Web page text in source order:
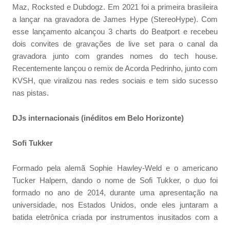
Maz, Rocksted e Dubdogz. Em 2021 foi a primeira brasileira
a lançar na gravadora de James Hype (StereoHype). Com
esse lançamento alcançou 3 charts do Beatport e recebeu
dois convites de gravações de live set para o canal da
gravadora junto com grandes nomes do tech house.
Recentemente lançou o remix de Acorda Pedrinho, junto com
KVSH, que viralizou nas redes sociais e tem sido sucesso
nas pistas.
DJs internacionais (inéditos em Belo Horizonte)
Sofi Tukker
Formado pela alemã Sophie Hawley-Weld e o americano
Tucker Halpern, dando o nome de Sofi Tukker, o duo foi
formado no ano de 2014, durante uma apresentação na
universidade, nos Estados Unidos, onde eles juntaram a
batida eletrônica criada por instrumentos inusitados com a